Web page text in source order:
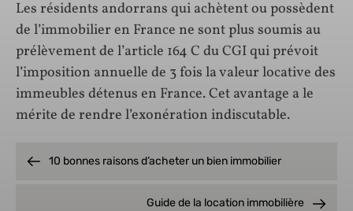
Les résidents andorrans qui achètent ou possèdent
de l’immobilier en France ne sont plus soumis au
prélèvement de l’article 164 C du CGI qui prévoit
l’imposition annuelle de 3 fois la valeur locative des
immeubles détenus en France. Cet avantage a le
mérite de rendre l’exonération indiscutable.
10 bonnes raisons d’acheter un bien immobilier
Guide de la location immobilière